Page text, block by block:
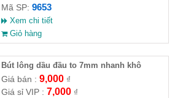
Mã SP: 9653
Xem chi tiết
Giỏ hàng
Bút lông dầu đầu to 7mm nhanh khô
Giá bán : 9,000₫
Giá sỉ VIP : 7,000₫